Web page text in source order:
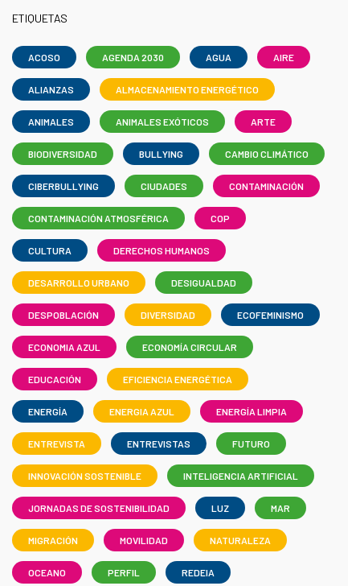
ETIQUETAS
ACOSO AGENDA 2030 AGUA AIRE
ALIANZAS ALMACENAMIENTO ENERGÉTICO
ANIMALES ANIMALES EXÓTICOS ARTE
BIODIVERSIDAD BULLYING CAMBIO CLIMÁTICO
CIBERBULLYING CIUDADES CONTAMINACIÓN
CONTAMINACIÓN ATMOSFÉRICA COP
CULTURA DERECHOS HUMANOS
DESARROLLO URBANO DESIGUALDAD
DESPOBLACIÓN DIVERSIDAD ECOFEMINISMO
ECONOMIA AZUL ECONOMÍA CIRCULAR
EDUCACIÓN EFICIENCIA ENERGÉTICA
ENERGÍA ENERGIA AZUL ENERGÍA LIMPIA
ENTREVISTA ENTREVISTAS FUTURO
INNOVACIÓN SOSTENIBLE INTELIGENCIA ARTIFICIAL
JORNADAS DE SOSTENIBILIDAD LUZ MAR
MIGRACIÓN MOVILIDAD NATURALEZA
OCEANO PERFIL REDEIA